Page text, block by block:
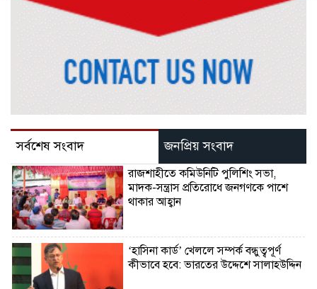
সর্বশেষ সংবাদ জনপ্রিয় সংবাদ
রাজশাহীতে কমিউনিটি পুলিশিং সভা,
মাদক-সন্ত্রাস প্রতিরোধে জনগণকে পাশে
থাকার আহ্বান
‘হাসিনা কার্ড’ খেললে সম্পর্ক বন্ধুত্বপূর্ণ
কীভাবে হবে: ভারতের উদ্দেশে সালাহউদ্দিন